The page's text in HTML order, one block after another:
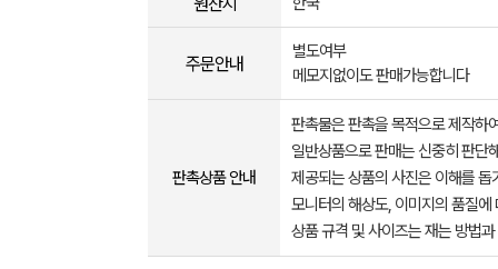
주문안내
별도여부
메모지없이도 판매가능합니다
판촉상품 안내
판촉물은 판촉을 목적으로 제작하
일반상품으로 판매는 신중히 판단
제공되는 상품의 사진은 이해를
모니터의 해상도, 이미지의 품질
상품 규격 및 사이즈는 재는 방법